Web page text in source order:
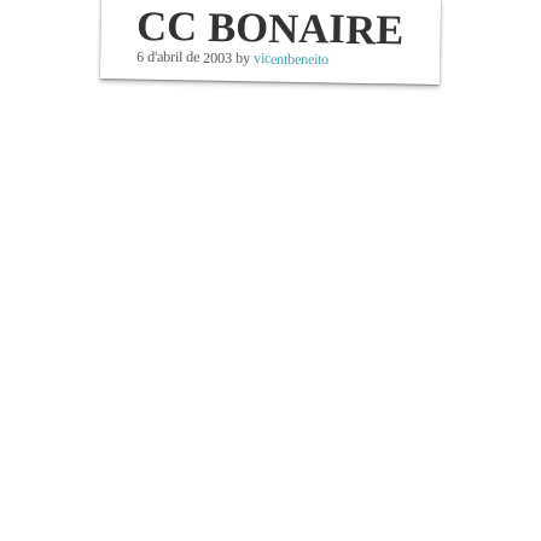
CC BONAIRE
6 d'abril de 2003 byvicentbeneito